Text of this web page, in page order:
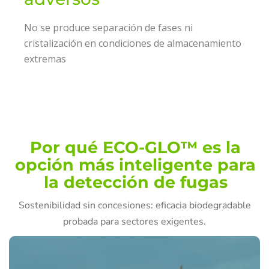
No se produce separación de fases ni
cristalización en condiciones de almacenamiento
extremas
Por qué ECO-GLO™ es la
opción más inteligente para
la detección de fugas
Sostenibilidad sin concesiones: eficacia biodegradable
probada para sectores exigentes.